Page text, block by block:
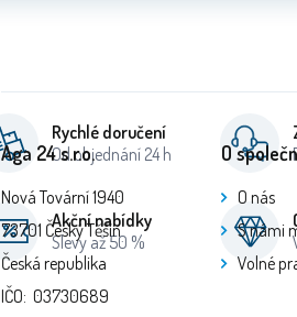
Rychlé doručení
Od objednání 24 h
Akční nabídky
Slevy až 50 %
Aga 24 s.r.o.
Nová Tovární 1940
73701 Český Těšín
Česká republika
IČO: 03730689
O
O nás
S námi
Volné